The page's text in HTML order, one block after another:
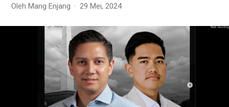
Oleh Mang Enjang 29 Mei, 2024